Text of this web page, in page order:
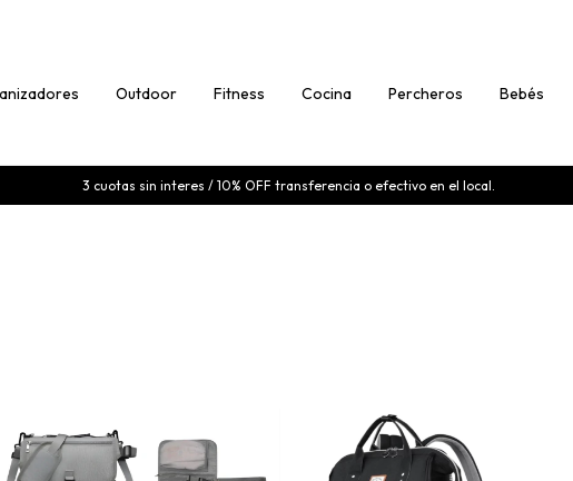
Outdoor Fitness Cocina Percheros Bebés
3 cuotas sin interes / 10% OFF transferencia o efectivo en el local.